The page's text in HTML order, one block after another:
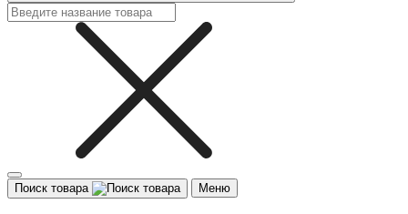
Поиск товара Меню